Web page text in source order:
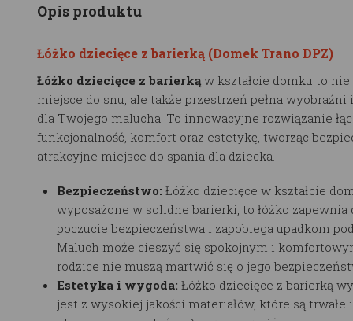
Opis produktu
Łóżko dziecięce z barierką (Domek Trano DPZ)
Łóżko dziecięce z barierką w kształcie domku to
miejsce do snu, ale także przestrzeń pełna wyobraźni
dla Twojego malucha. To innowacyjne rozwiązanie
funkcjonalność, komfort oraz estetykę, tworząc
atrakcyjne miejsce do spania dla dziecka.
Bezpieczeństwo: Łóżko dziecięce w kształcie
wyposażone w solidne barierki, to łóżko zapewnia
poczucie bezpieczeństwa i zapobiega upadkom
Maluch może cieszyć się spokojnym i
rodzice nie muszą martwić się o jego
Estetyka i wygoda: Łóżko dziecięce z barierką
jest z wysokiej jakości materiałów, które są trwałe